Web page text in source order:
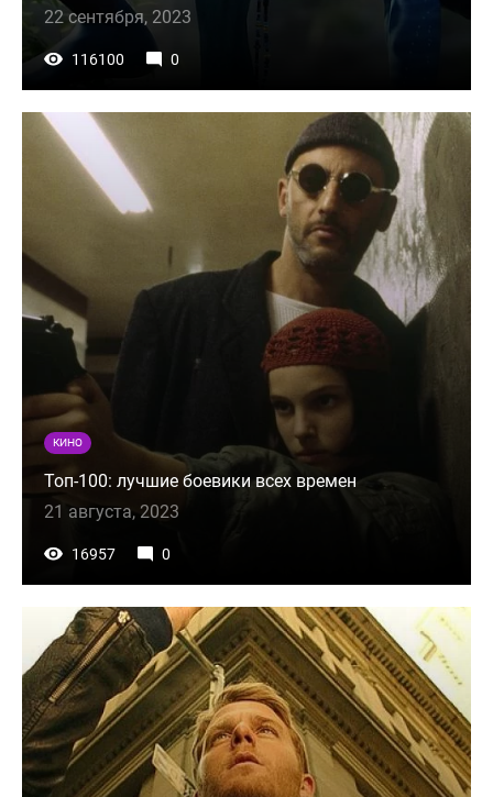
22 сентября, 2023
116100 0
КИНО
Топ-100: лучшие боевики всех времен
21 августа, 2023
16957 0